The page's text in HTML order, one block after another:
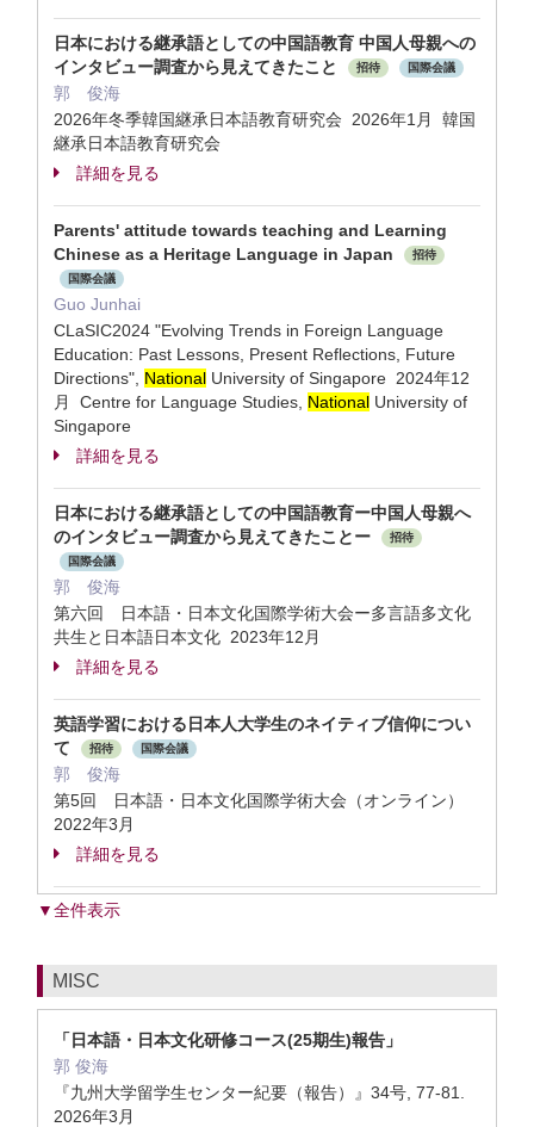
⽇本における継承語としての中国語教育 中国⼈⺟親への
インタビュー調査から⾒えてきたこと
招待 国際会議
郭 俊海
2026年冬季韓国継承日本語教育研究会 2026年1月 韓国
継承日本語教育研究会
詳細を見る
Parents' attitude towards teaching and Learning
Chinese as a Heritage Language in Japan
招待
国際会議
Guo Junhai
CLaSIC2024 "Evolving Trends in Foreign Language
Education: Past Lessons, Present Reflections, Future
Directions", National University of Singapore 2024年12
月 Centre for Language Studies, National University of
Singapore
詳細を見る
日本における継承語としての中国語教育ー中国人母親へ
のインタビュー調査から見えてきたことー
招待
国際会議
郭 俊海
第六回 日本語・日本文化国際学術大会ー多言語多文化
共生と日本語日本文化 2023年12月
詳細を見る
英語学習における日本人大学生のネイティブ信仰につい
て
招待 国際会議
郭 俊海
第5回 日本語・日本文化国際学術大会（オンライン）
2022年3月
詳細を見る
▼全件表示
MISC
「日本語・日本文化研修コース(25期生)報告」
郭 俊海
『九州大学留学生センター紀要（報告）』34号, 77-81.
2026年3月